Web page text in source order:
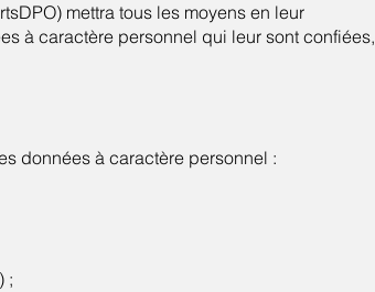
mettra tous les moyens en leur
à caractère personnel qui leur sont confiées,
données à caractère personnel :
;